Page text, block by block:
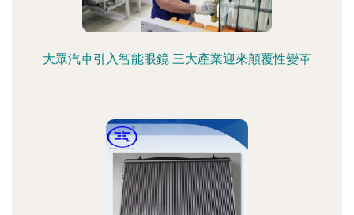
大眾汽車引入智能眼鏡 三大產業迎來顛覆性變革